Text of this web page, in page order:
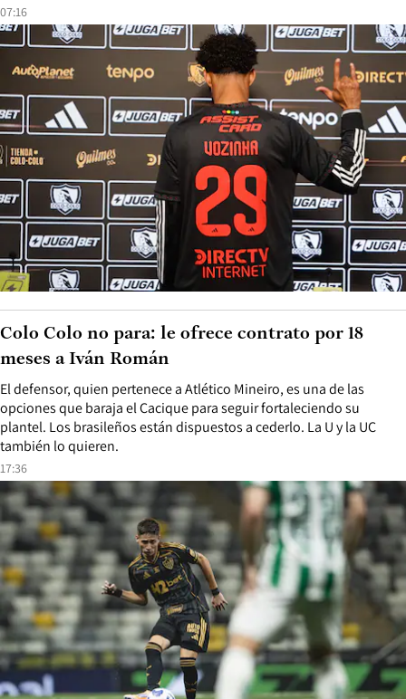
07:16
17:36
El defensor, quien pertenece a Atlético Mineiro, es una de las
opciones que baraja el Cacique para seguir fortaleciendo su
plantel. Los brasileños están dispuestos a cederlo. La U y la UC
también lo quieren.
Colo Colo no para: le ofrece contrato por 18
meses a Iván Román